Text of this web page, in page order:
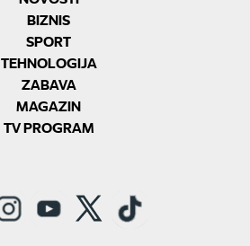
BIZNIS
SPORT
TEHNOLOGIJA
ZABAVA
MAGAZIN
TV PROGRAM